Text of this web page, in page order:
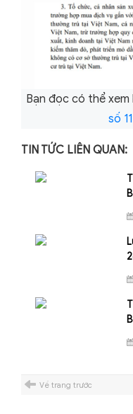
Bạn đọc có thể xem
số
TIN TỨC LIÊN QUAN:
Về trang trước